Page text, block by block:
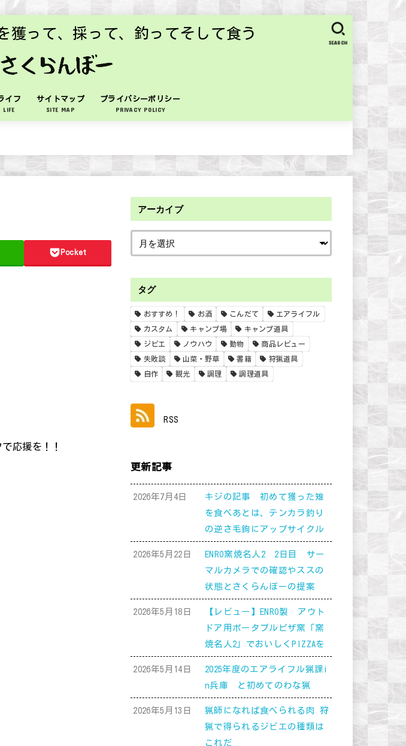
獲って、採って、釣ってそして食う
イフ
LIFE
サイトマップ
SITE MAP
プライバシーポリシー
PRIVACY POLICY
SEARCH
Pocket
応援を！！
アーカイブ
タグ
おすすめ！ お酒 こんだて エアライフル
カスタム キャンプ場 キャンプ道具
ジビエ ノウハウ 動物 商品レビュー
失敗談 山菜・野草 書籍 狩猟道具
自作 観光 調理 調理道具
RSS
更新記事
2026年7月4日
キジの記事 初めて獲った雉
を食べあとは、テンカラ釣り
の逆さ毛鉤にアップサイクル
2026年5月22日
ENRO窯焼名人2 2日目 サー
マルカメラでの確認やススの
状態とさくらんぼーの提案
2026年5月18日
【レビュー】ENRO製 アウト
ドア用ポータブルピザ窯「窯
焼名人2」でおいしくPIZZAを
2026年5月14日
2025年度のエアライフル猟課i
n兵庫 と初めてのわな猟
2026年5月13日
猟師になれば食べられる肉 狩
猟で得られるジビエの種類は
これだ